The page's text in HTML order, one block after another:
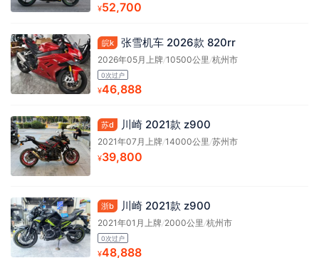
¥52,700
皖k 张雪机车 2026款 820rr
2026年05月上牌/10500公里/杭州市
0次过户
¥46,888
苏d 川崎 2021款 z900
2021年07月上牌/14000公里 /苏州市
¥39,800
浙b 川崎 2021款 z900
2021年01月上牌/2000公里 /杭州市
0次过户
¥48,888